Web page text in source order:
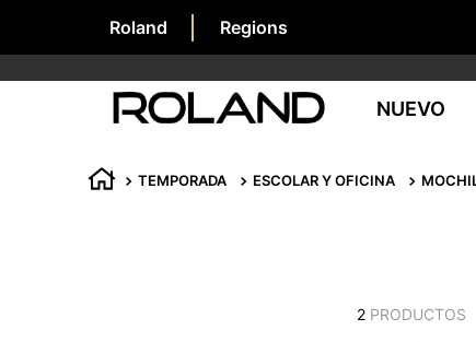
Roland
Regions
NUEVO
TEMPORADA ESCOLAR Y OFICINA
2 PRODUCTOS